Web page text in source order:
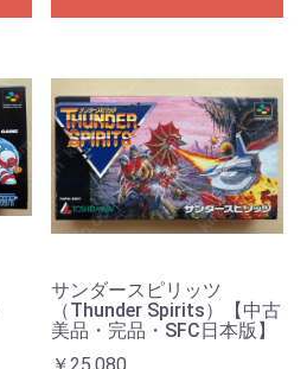
サンダースピリッツ
（Thunder Spirits）【中古
美品・完品・SFC日本版】